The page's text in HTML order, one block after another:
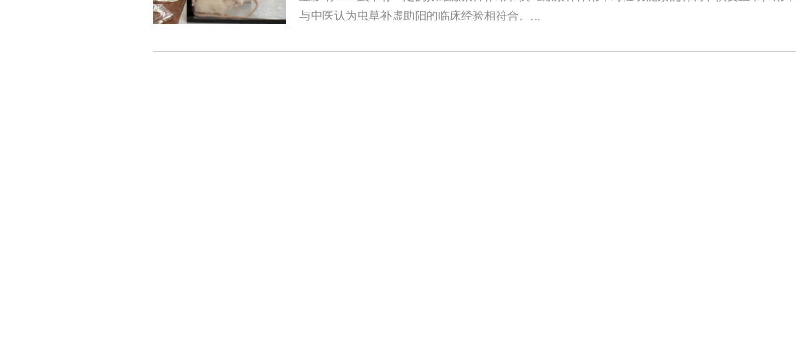
与中医认为虫草补虚助阳的临床经验相符合。...